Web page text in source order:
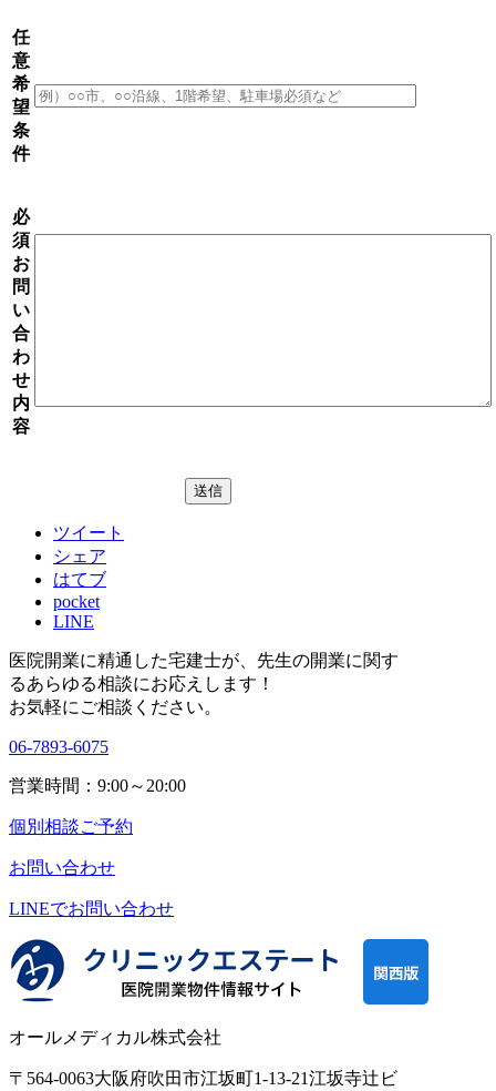
任
意
希
望
条
件
必
須
お
問
い
合
わ
せ
内
容
ツイート
シェア
はてブ
pocket
LINE
医院開業に精通した宅建士が、 先生の開業に関す
るあらゆる相談にお応えします！
お気軽にご相談ください。
06-7893-6075
営業時間：9:00～20:00
個別相談ご予約
お問い合わせ
LINEでお問い合わせ
オールメディカル株式会社
〒564-0063大阪府吹田市江坂町1-13-21江坂寺辻ビ